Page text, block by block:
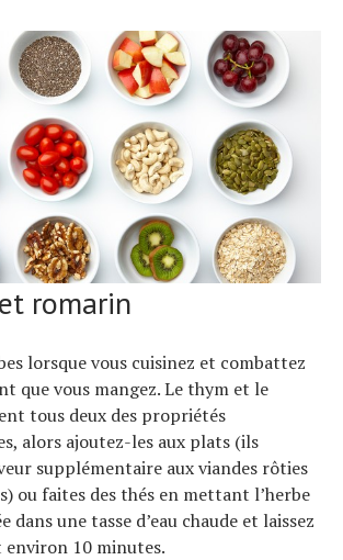
romarin
lorsque vous cuisinez et combattez
que vous mangez. Le thym et le
tous deux des propriétés
alors ajoutez-les aux plats (ils
supplémentaire aux viandes rôties
ou faites des thés en mettant l’herbe
dans une tasse d’eau chaude et laissez
10 minutes.